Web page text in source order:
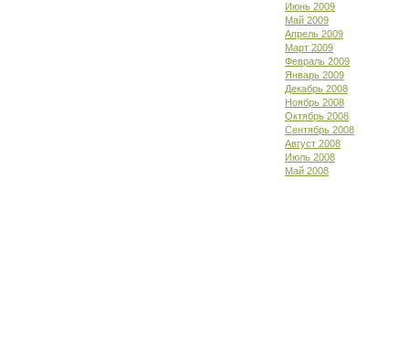
Июнь 2009
Май 2009
Апрель 2009
Март 2009
Февраль 2009
Январь 2009
Декабрь 2008
Ноябрь 2008
Октябрь 2008
Сентябрь 2008
Август 2008
Июль 2008
Май 2008